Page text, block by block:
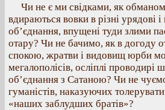
Чи не є ми свідками, як
вдираються вовки в різні урядові і
об’єднання, впущені туди злими
отару? Чи не бачимо, як в догоду
спокою, жратви і видовищ юрби
мегалополісів, осліплі проводирі
об’єднання з Сатаною? Чи не
гуманістів, наказуючих
«наших заблудших братів»?